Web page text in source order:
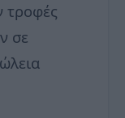
τροφές
σε